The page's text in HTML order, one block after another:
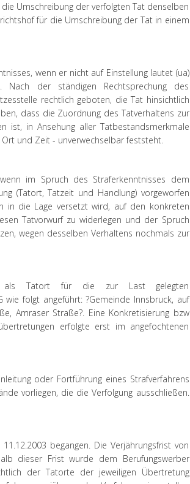
Umschreibung der verfolgten Tat denselben
für die Umschreibung der Tat in einem
wenn er nicht auf Einstellung lautet (ua)
der ständigen Rechtsprechung des
rechtlich geboten, die Tat hinsichtlich
dass die Zuordnung des Tatverhaltens zur
ist, in Ansehung aller Tatbestandsmerkmale
und Zeit - unverwechselbar feststeht.
im Spruch des Straferkenntnisses dem
(Tatort, Tatzeit und Handlung) vorgeworfen
in die Lage versetzt wird, auf den konkreten
Tatvorwurf zu widerlegen und der Spruch
wegen desselben Verhaltens nochmals zur
als Tatort für die zur Last gelegten
folgt angeführt: ?Gemeinde Innsbruck, auf
Amraser Straße?. Eine Konkretisierung bzw
erfolgte erst im angefochtenen
oder Fortführung eines Strafverfahrens
vorliegen, die die Verfolgung ausschließen.
begangen. Die Verjährungsfrist von
dieser Frist wurde dem Berufungswerber
der Tatorte der jeweiligen Übertretung